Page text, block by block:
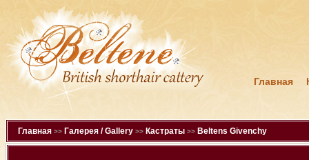
Главная
Главная >> Галерея / Gallery >> Кастраты >> Beltens Givenchy